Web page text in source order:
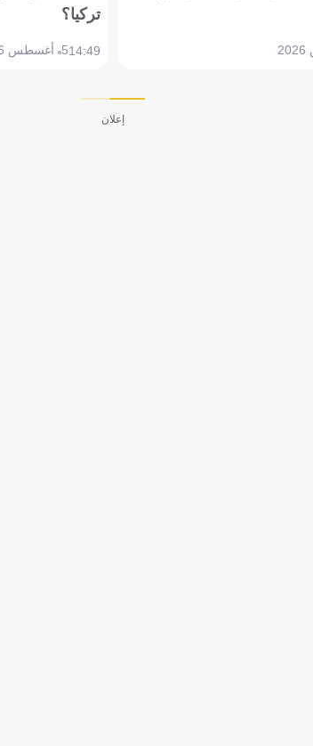
تركيا؟
14:495 أغسطس 2026
إعلان